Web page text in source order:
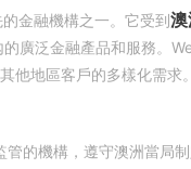
金融機構之一。它受到澳
的廣泛金融產品和服務。
他地區客戶的多樣化需求。
管的機構，遵守澳洲當局